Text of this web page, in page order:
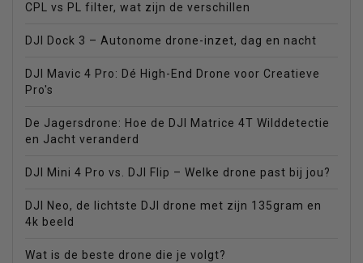
CPL vs PL filter, wat zijn de verschillen
DJI Dock 3 – Autonome drone-inzet, dag en nacht
DJI Mavic 4 Pro: Dé High-End Drone voor Creatieve
Pro's
De Jagersdrone: Hoe de DJI Matrice 4T Wilddetectie
en Jacht veranderd
DJI Mini 4 Pro vs. DJI Flip – Welke drone past bij jou?
DJI Neo, de lichtste DJI drone met zijn 135gram en
4k beeld
Wat is de beste drone die je volgt?